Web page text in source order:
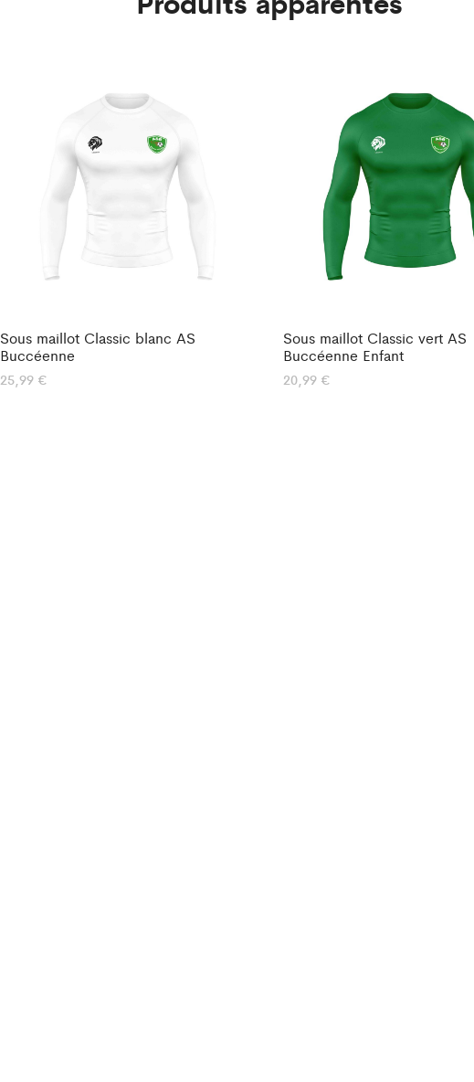
Sous maillot Classic blanc AS
Buccéenne
25,99 €
Sous maillot Classic vert AS
Buccéenne Enfant
20,99 €